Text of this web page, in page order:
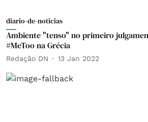
diario-de-noticias
Ambiente "tenso" no primeiro
#MeToo na Grécia
Redação DN 13 Jan 2022